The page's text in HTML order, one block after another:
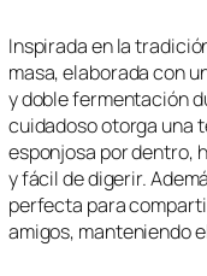
Inspirada en la
masa, elaborada con
y doble fermentación
cuidadoso otorga una
esponjosa por dentro,
y fácil de digerir.
perfecta para
amigos, manteniendo